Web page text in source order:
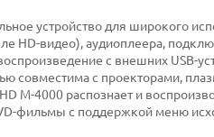
устройство для широкого
HD-видео), аудиоплеера,
с внешних USB-
совместима с проекторами,
M-4000 распознает и
фильмы с поддержкой меню